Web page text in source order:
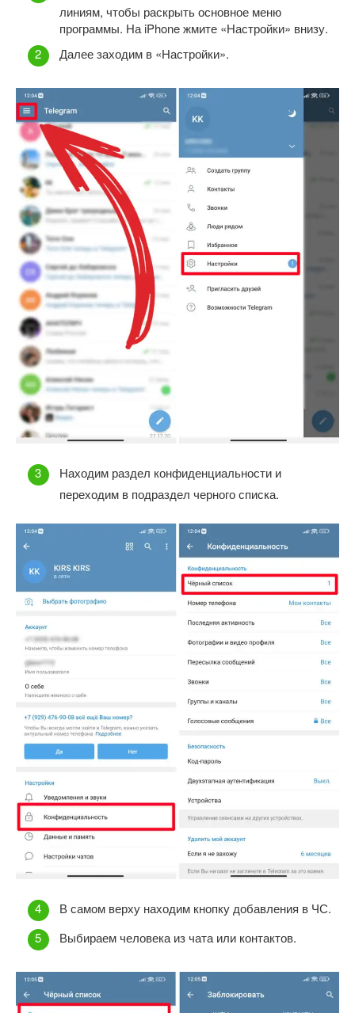
линиям, чтобы раскрыть основное меню
программы. На iPhone жмите «Настройки» внизу.
Далее заходим в «Настройки».
Находим раздел конфиденциальности и
переходим в подраздел черного списка.
В самом верху находим кнопку добавления в ЧС.
Выбираем человека из чата или контактов.